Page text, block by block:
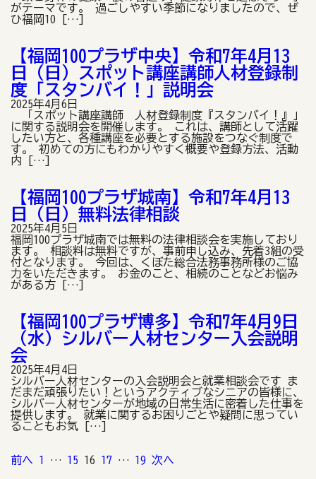
がテーマです。 過ごしやすい季節になりましたので、ぜ
ひ福岡10 […]
【福岡100プラザ中央】令和7年4月13
日（日）スポット講座講師人材登録制
度「スタンバイ！」説明会
2025年4月6日
「スポット講座講師 人材登録制度『スタンバイ！』」
に関する説明会を開催します。 これは、講師として活躍
したい方と、各種講座を必要とする施設をつなぐ制度で
す。 初めての方にもわかりやすく概要や登録方法、活動
内 […]
【福岡100プラザ城南】令和7年4月13
日（日）無料法律相談
2025年4月5日
福岡100プラザ城南では無料の法律相談会を実施しており
ます。 相談料は無料ですが、事前申し込み、先着3組の受
付となります。 今回は、くぼた総合法務事務所様のご協
力をいただきます。 お金のこと、相続のことなどお悩み
がある方 […]
【福岡100プラザ博多】令和7年4月9日
（水）シルバー人材センター入会説明
会
2025年4月4日
シルバー人材センターの入会説明会と就業相談会です ま
だまだ頑張りたい！というアクティブなシニアの皆様に、
シルバー人材センターが地域の日常生活に密着した仕事を
提供します。 就業に関するお困りごとや疑問に思ってい
ることもお気 […]
投
前へ 1 … 15 16 17 … 19 次へ